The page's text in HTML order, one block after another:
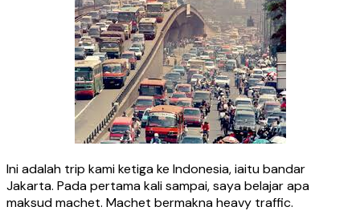
Ini adalah trip kami ketiga ke Indonesia, iaitu bandar
Jakarta. Pada pertama kali sampai, saya belajar apa
maksud machet. Machet bermakna heavy traffic.